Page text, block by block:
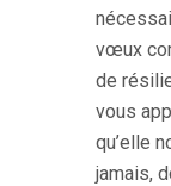
vœux
de
vous
qu’elle
jamais,